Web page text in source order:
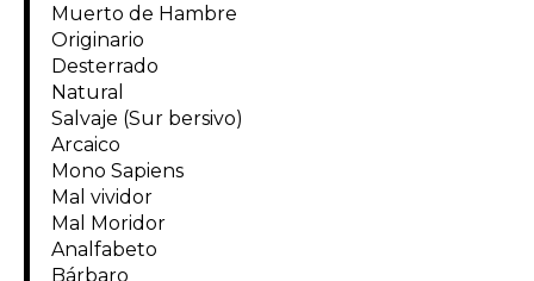
Muerto de Hambre
Originario
Desterrado
Natural
Salvaje (Sur bersivo)
Arcaico
Mono Sapiens
Mal vividor
Mal Moridor
Analfabeto
Bárbaro